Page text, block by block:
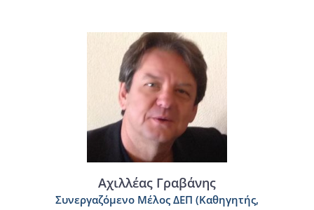
Αχιλλέας Γραβάνης
Συνεργαζόμενο Μέλος ΔΕΠ (Καθηγητής,